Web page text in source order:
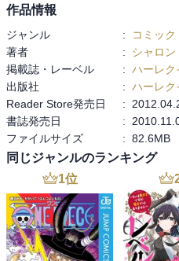
作品情報
ジャンル : コミック
著者
: シャロン
掲載誌・レーベル
: ハーレク
出版社
: ハーレク
Reader Store発売日
:
書誌発売日
:
ファイルサイズ
: 82.6MB
同じジャンルのランキング
1位